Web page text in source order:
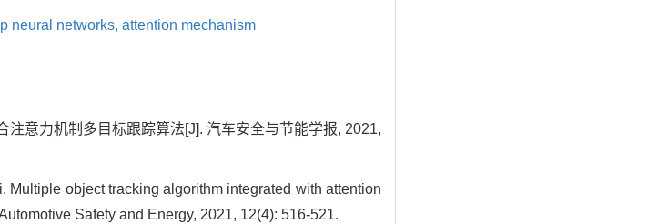
neural networks, attention mechanism
意力机制多目标跟踪算法[J]. 汽车安全与节能学报, 2021,
object tracking algorithm integrated with attention
Safety and Energy, 2021, 12(4): 516-521.